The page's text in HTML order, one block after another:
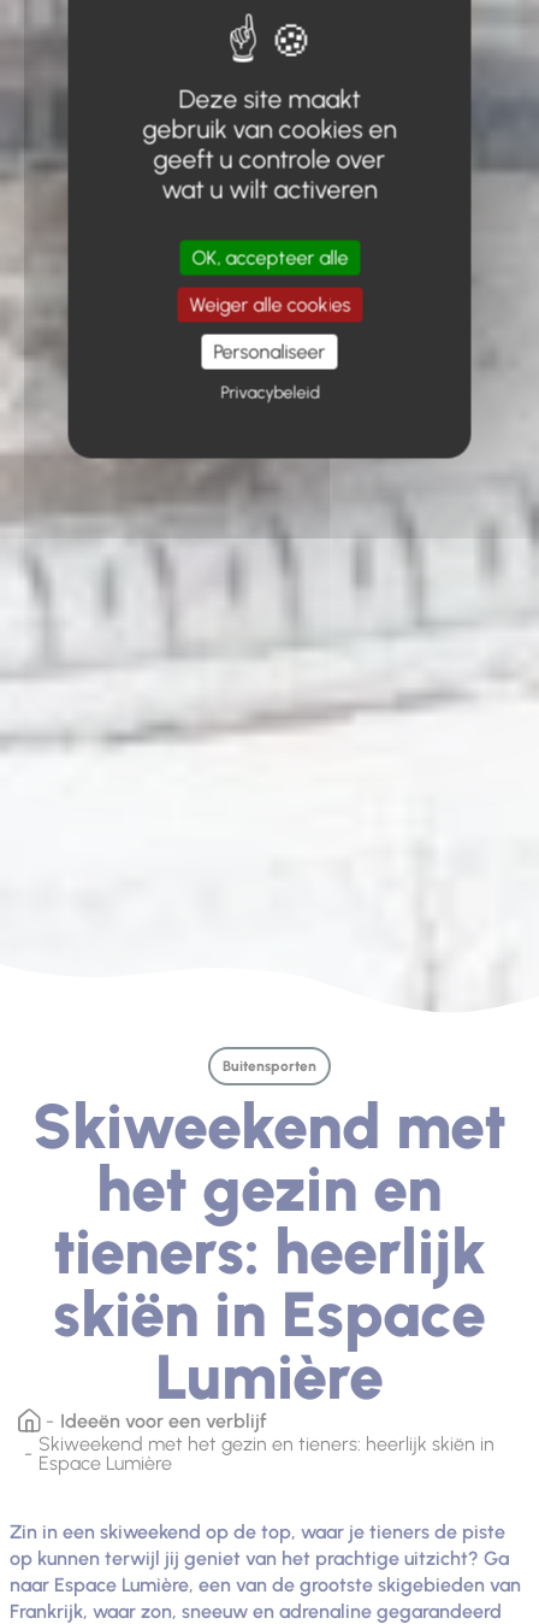
Skiweekend met
het gezin en
tieners: heerlijk
skiën in Espace
Lumière
Buitensporten
Ideeën voor een verblijf
Skiweekend met het gezin en tieners: heerlijk skiën in
Espace Lumière
Zin in een skiweekend op de top, waar je tieners de piste
op kunnen terwijl jij geniet van het prachtige uitzicht? Ga
naar Espace Lumière, een van de grootste skigebieden van
Frankrijk, waar zon, sneeuw en adrenaline gegarandeerd
Deze site maakt
gebruik van cookies en
geeft u controle over
wat u wilt activeren
OK, accepteer alle
Weiger alle cookies
Personaliseer
Privacybeleid